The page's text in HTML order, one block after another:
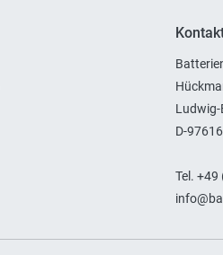
Ludwig-
D-
Tel.